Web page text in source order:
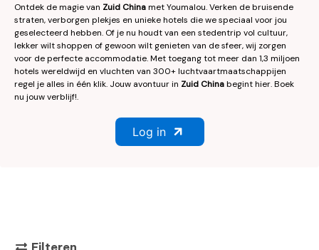
Ontdek de magie van Zuid Chinamet Youmalou. Verken de bruisende
straten, verborgen plekjes en unieke hotels die we speciaal voor jou
geselecteerd hebben. Of je nu houdt van een stedentrip vol cultuur,
lekker wilt shoppen of gewoon wilt genieten van de sfeer, wij zorgen
voor de perfecte accommodatie. Met toegang tot meer dan 1,3 miljoen
hotels wereldwijd en vluchten van 300+ luchtvaartmaatschappijen
regel je alles in één klik. Jouw avontuur in Zuid Chinabegint hier. Boek
nu jouw verblijf!.
Log in
Filteren